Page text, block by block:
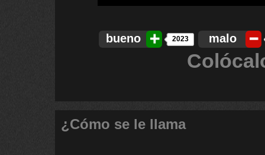
bueno 2023 malo
¿Cómo se le llama